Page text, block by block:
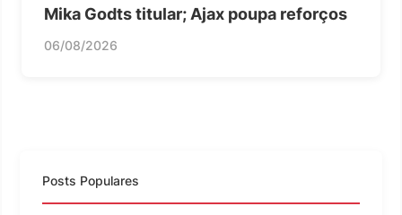
Mika Godts titular; Ajax poupa reforços
06/08/2026
Posts Populares